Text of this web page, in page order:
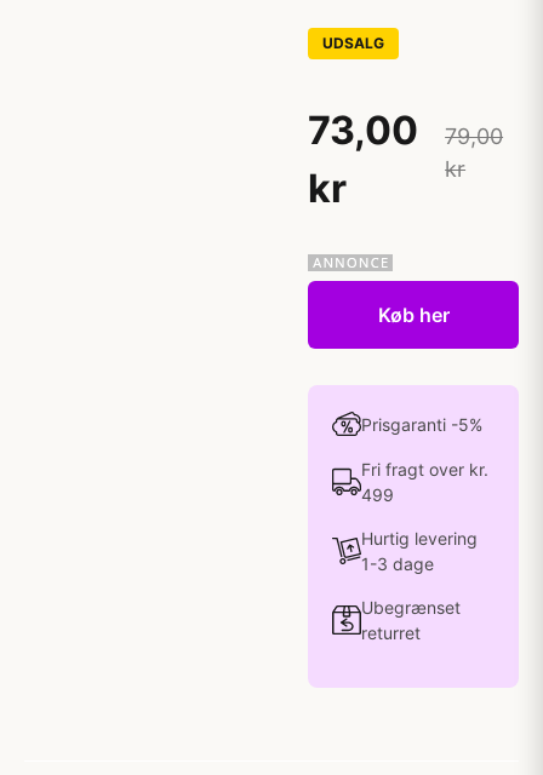
UDSALG
73,00
kr
79,00
kr
Køb her
Prisgaranti -5%
Fri fragt over kr.
499
Hurtig levering
1-3 dage
Ubegrænset
returret